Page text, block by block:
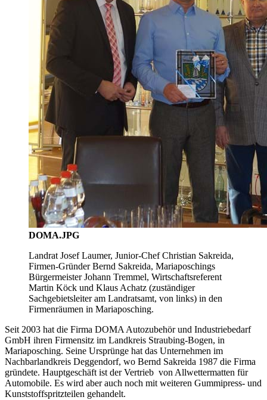
DOMA.JPG
Landrat Josef Laumer, Junior-Chef Christian Sakreida,
Firmen-Gründer Bernd Sakreida, Mariaposchings
Bürgermeister Johann Tremmel, Wirtschaftsreferent
Martin Köck und Klaus Achatz (zuständiger
Sachgebietsleiter am Landratsamt, von links) in den
Firmenräumen in Mariaposching.
Seit 2003 hat die Firma DOMA Autozubehör und Industriebedarf
GmbH ihren Firmensitz im Landkreis Straubing-Bogen, in
Mariaposching. Seine Ursprünge hat das Unternehmen im
Nachbarlandkreis Deggendorf, wo Bernd Sakreida 1987 die Firma
gründete. Hauptgeschäft ist der Vertrieb von Allwettermatten für
Automobile. Es wird aber auch noch mit weiteren Gummipress- und
Kunststoffspritzteilen gehandelt.